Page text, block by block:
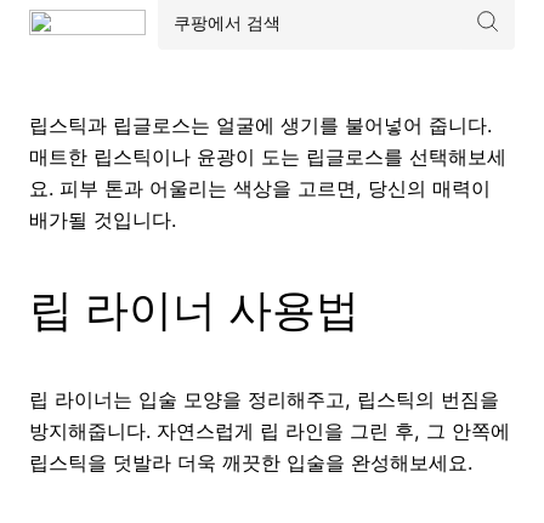
립스틱과 립글로스는 얼굴에 생기를 불어넣어 줍니다.
매트한 립스틱이나 윤광이 도는 립글로스를 선택해보세
요. 피부 톤과 어울리는 색상을 고르면, 당신의 매력이
배가될 것입니다.
립 라이너 사용법
립 라이너는 입술 모양을 정리해주고, 립스틱의 번짐을
방지해줍니다. 자연스럽게 립 라인을 그린 후, 그 안쪽에
립스틱을 덧발라 더욱 깨끗한 입술을 완성해보세요.